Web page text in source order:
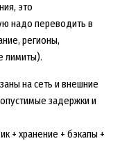
это
надо переводить в
регионы,
лимиты).
на сеть и внешние
задержки и
+ хранение + бэкапы +